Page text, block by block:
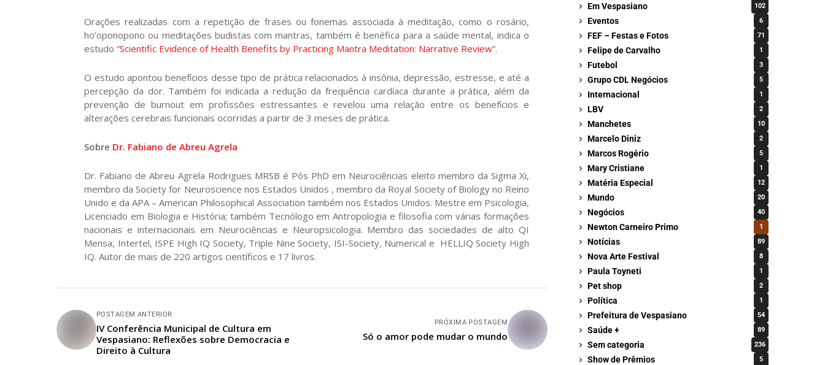
Orações realizadas com a repetição de frases ou fonemas associada à meditação, como o rosário,
ho’oponopono ou meditações budistas com mantras, também é benéfica para a saúde mental, indica o
estudo “Scientific Evidence of Health Benefits by Practicing Mantra Meditation: Narrative Review”.
O estudo apontou benefícios desse tipo de prática relacionados à insônia, depressão, estresse, e até a
percepção da dor. Também foi indicada a redução da frequência cardíaca durante a prática, além da
prevenção de burnout em profissões estressantes e revelou uma relação entre os benefícios e
alterações cerebrais funcionais ocorridas a partir de 3 meses de prática.
Sobre Dr. Fabiano de Abreu Agrela
Dr. Fabiano de Abreu Agrela Rodrigues MRSB é Pós PhD em Neurociências eleito membro da Sigma Xi,
membro da Society for Neuroscience nos Estados Unidos , membro da Royal Society of Biology no Reino
Unido e da APA – American Philosophical Association também nos Estados Unidos. Mestre em Psicologia,
Licenciado em Biologia e História; também Tecnólogo em Antropologia e filosofia com várias formações
nacionais e internacionais em Neurociências e Neuropsicologia. Membro das sociedades de alto QI
Mensa, Intertel, ISPE High IQ Society, Triple Nine Society, ISI-Society, Numerical e HELLIQ Society High
IQ. Autor de mais de 220 artigos científicos e 17 livros.
POSTAGEM ANTERIOR
IV Conferência Municipal de Cultura em
Vespasiano: Reflexões sobre Democracia e
Direito à Cultura
PRÓXIMA POSTAGEM
Só o amor pode mudar o mundo
Em Vespasiano 102
Eventos 6
FEF – Festas e Fotos 71
Felipe de Carvalho 1
Futebol 3
Grupo CDL Negócios 5
Internacional 1
LBV 2
Manchetes 10
Marcelo Diniz 2
Marcos Rogério 5
Mary Cristiane 1
Matéria Especial 12
Mundo 20
Negócios 40
Newton Carneiro Primo 1
Notícias 89
Nova Arte Festival 8
Paula Toyneti 1
Pet shop 2
Política 1
Prefeitura de Vespasiano 54
Saúde + 89
Sem categoria 236
Show de Prêmios 5